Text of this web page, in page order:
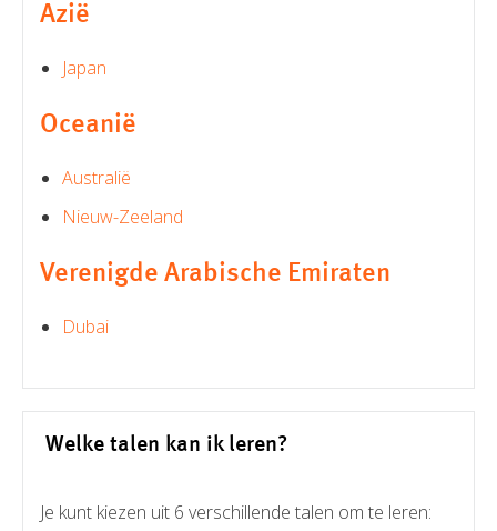
Azië
Japan
Oceanië
Australië
Nieuw-Zeeland
Verenigde Arabische Emiraten
Dubai
Welke talen kan ik leren?
Je kunt kiezen uit 6 verschillende talen om te leren: